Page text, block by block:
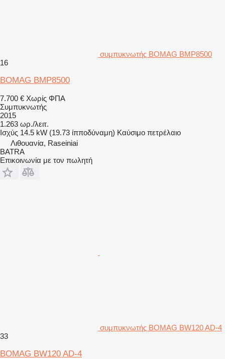
συμπυκνωτής BOMAG BMP8500
16
BOMAG BMP8500
7.700 € Χωρίς ΦΠΑ
Συμπυκνωτής
2015
1.263 ωρ./λειτ.
Ισχύς 14.5 kW (19.73 ίπποδύναμη) Καύσιμο πετρέλαιο
Λιθουανία, Raseiniai
BATRA
Επικοινωνία με τον πωλητή
συμπυκνωτής BOMAG BW120 AD-4
33
BOMAG BW120 AD-4